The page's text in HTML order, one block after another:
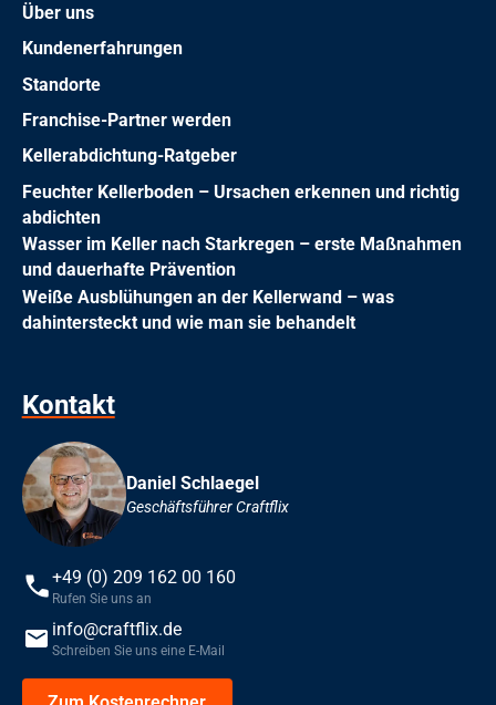
Über uns
Kundenerfahrungen
Standorte
Franchise-Partner werden
Kellerabdichtung-Ratgeber
Feuchter Kellerboden – Ursachen erkennen und richtig
abdichten
Wasser im Keller nach Starkregen – erste Maßnahmen
und dauerhafte Prävention
Weiße Ausblühungen an der Kellerwand – was
dahintersteckt und wie man sie behandelt
Kontakt
Daniel Schlaegel
Geschäftsführer Craftflix
+49 (0) 209 162 00 160
Rufen Sie uns an
info@craftflix.de
Schreiben Sie uns eine E-Mail